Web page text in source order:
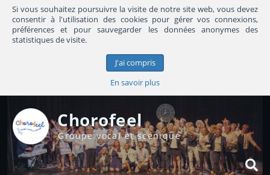
Si vous souhaitez poursuivre la visite de notre site web, vous devez
consentir à l'utilisation des cookies pour gérer vos connexions,
préférences et pour sauvegarder les données anonymes des
statistiques de visite.
J'ai compris
En savoir plus
Chorofeel
Groupe vocal et scénique